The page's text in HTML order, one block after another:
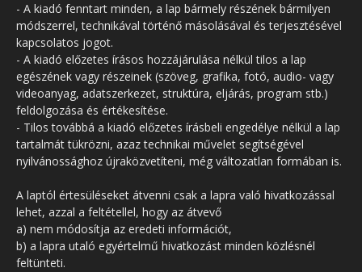
- A kiadó fenntart minden, a lap bármely részének bármilyen
módszerrel, technikával történő másolásával és terjesztésével
kapcsolatos jogot.
- A kiadó előzetes írásos hozzájárulása nélkül tilos a lap
egészének vagy részeinek (szöveg, grafika, fotó, audio- vagy
videoanyag, adatszerkezet, struktúra, eljárás, program stb.)
feldolgozása és értékesítése.
- Tilos továbbá a kiadó előzetes írásbeli engedélye nélkül a lap
tartalmát tükrözni, azaz technikai művelet segítségével
nyilvánossághoz újraközvetíteni, még változatlan formában is.
A laptól értesüléseket átvenni csak a lapra való hivatkozással
lehet, azzal a feltétellel, hogy az átvevő
a) nem módosítja az eredeti információt,
b) a lapra utaló egyértelmű hivatkozást minden közlésnél
feltünteti.